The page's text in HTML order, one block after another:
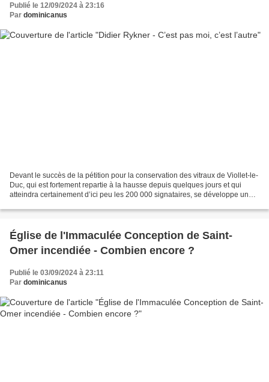
Publié le 12/09/2024 à 23:16
Par dominicanus
Devant le succès de la pétition pour la conservation des vitraux de Viollet-le-
Duc, qui est fortement repartie à la hausse depuis quelques jours et qui
atteindra certainement d’ici peu les 200 000 signataires, se développe une
Église de l'Immaculée Conception de Saint-
Omer incendiée - Combien encore ?
Publié le 03/09/2024 à 23:11
Par dominicanus